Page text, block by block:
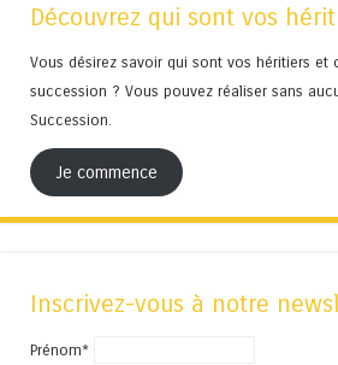
Découvrez qui sont vos
Vous désirez savoir qui sont vos héritiers et
succession ? Vous pouvez réaliser sans
Succession.
Je commence
Inscrivez-vous à notre
Prénom*